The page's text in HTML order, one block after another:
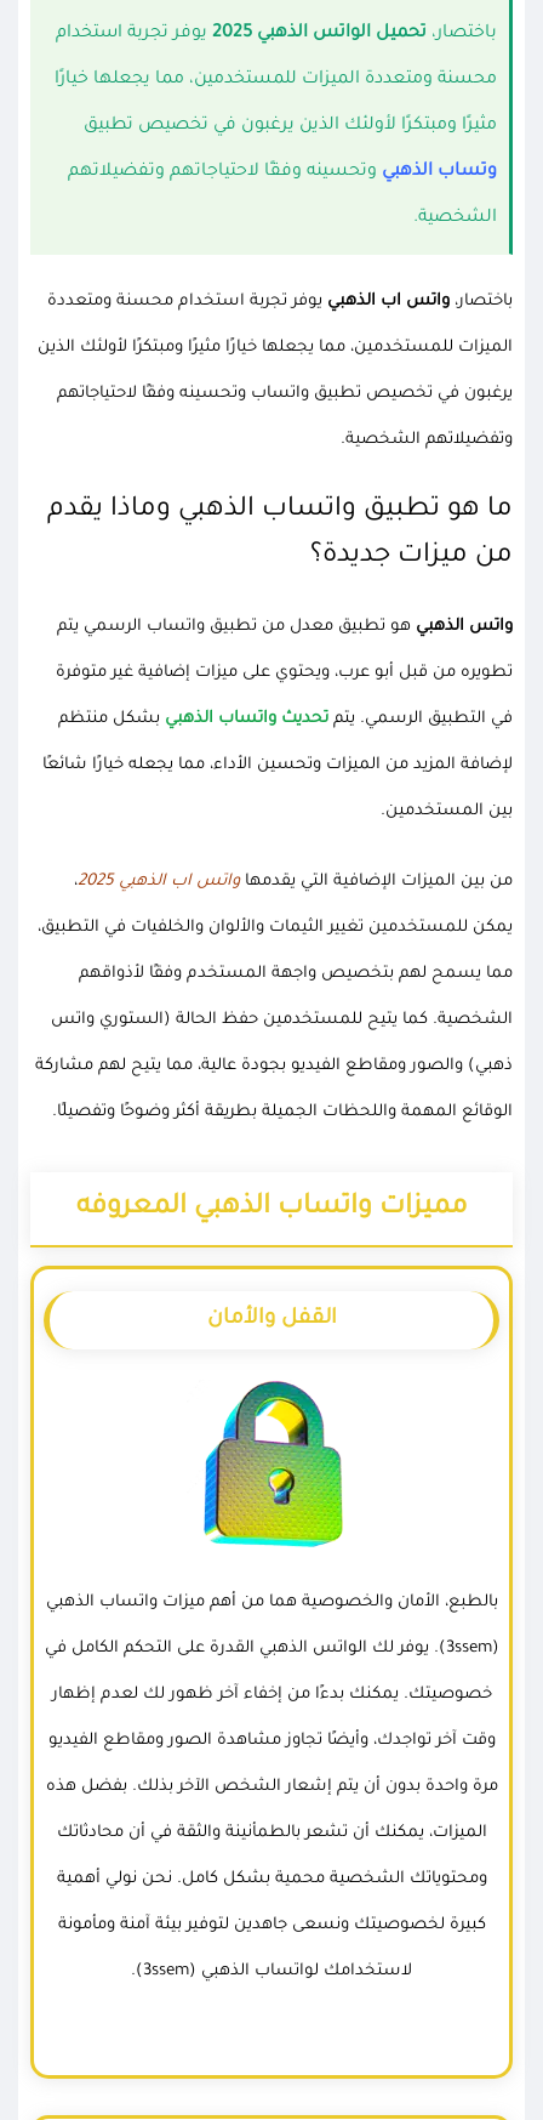
باختصار، تحميل الواتس الذهبي 2025 يوفر تجربة استخدام
محسنة ومتعددة الميزات للمستخدمين، مما يجعلها خيارًا
مثيرًا ومبتكرًا لأولئك الذين يرغبون في تخصيص تطبيق
وتساب الذهبي وتحسينه وفقًا لاحتياجاتهم وتفضيلاتهم
الشخصية.
باختصار، واتس اب الذهبي يوفر تجربة استخدام محسنة ومتعددة
الميزات للمستخدمين، مما يجعلها خيارًا مثيرًا ومبتكرًا لأولئك الذين
يرغبون في تخصيص تطبيق واتساب وتحسينه وفقًا لاحتياجاتهم
وتفضيلاتهم الشخصية.
ما هو تطبيق واتساب الذهبي وماذا يقدم
من ميزات جديدة؟
واتس الذهبي هو تطبيق معدل من تطبيق واتساب الرسمي يتم
تطويره من قبل أبو عرب، ويحتوي على ميزات إضافية غير متوفرة
في التطبيق الرسمي. يتم تحديث واتساب الذهبي بشكل منتظم
لإضافة المزيد من الميزات وتحسين الأداء، مما يجعله خيارًا شائعًا
بين المستخدمين.
من بين الميزات الإضافية التي يقدمهاواتس اب الذهبي 2025 ،
يمكن للمستخدمين تغيير الثيمات والألوان والخلفيات في التطبيق،
مما يسمح لهم بتخصيص واجهة المستخدم وفقًا لأذواقهم
الشخصية. كما يتيح للمستخدمين حفظ الحالة (الستوري واتس
ذهبي) والصور ومقاطع الفيديو بجودة عالية، مما يتيح لهم مشاركة
الوقائع المهمة واللحظات الجميلة بطريقة أكثر وضوحًا وتفصيلًا.
مميزات واتساب الذهبي المعروفه
القفل والأمان
بالطبع، الأمان والخصوصية هما من أهم ميزات واتساب الذهبي
(3ssem). يوفر لك الواتس الذهبي القدرة على التحكم الكامل في
خصوصيتك. يمكنك بدءًا من إخفاء آخر ظهور لك لعدم إظهار
وقت آخر تواجدك، وأيضًا تجاوز مشاهدة الصور ومقاطع الفيديو
مرة واحدة بدون أن يتم إشعار الشخص الآخر بذلك. بفضل هذه
الميزات، يمكنك أن تشعر بالطمأنينة والثقة في أن محادثاتك
ومحتوياتك الشخصية محمية بشكل كامل. نحن نولي أهمية
كبيرة لخصوصيتك ونسعى جاهدين لتوفير بيئة آمنة ومأمونة
لاستخدامك لواتساب الذهبي (3ssem).